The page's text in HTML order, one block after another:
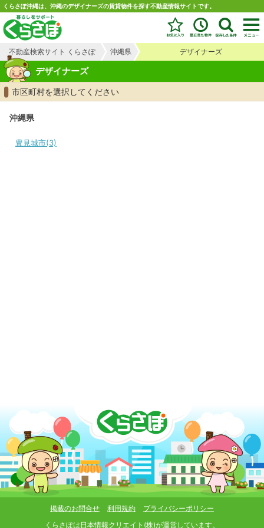
くらさぽ沖縄は、沖縄のデザイナーズの賃貸物件を探す不動産情報サイトです。
不動産検索サイト くらさぽ 沖縄県 デザイナーズ
デザイナーズ
市区町村を選択してください
沖縄県
豊見城市(3)
掲載のお問合せ 利用規約
プライバシーポリシー
くらさぽは 日本情報クリエイト(株)が運営しています。